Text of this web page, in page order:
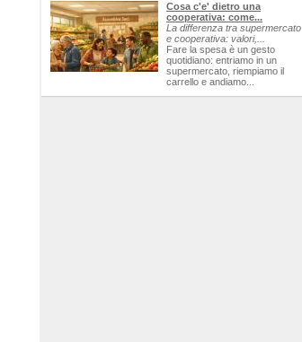
Cosa c'e' dietro una
cooperativa: come...
La differenza tra supermercato
e cooperativa: valori,...
Fare la spesa è un gesto
quotidiano: entriamo in un
supermercato, riempiamo il
carrello e andiamo...